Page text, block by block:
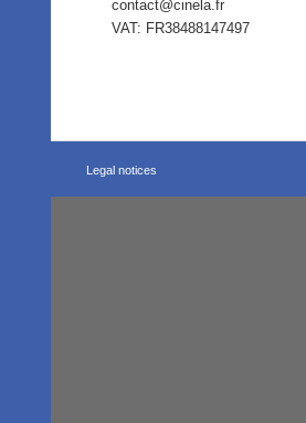
contact@cinela.fr
VAT: FR38488147497
Legal notices